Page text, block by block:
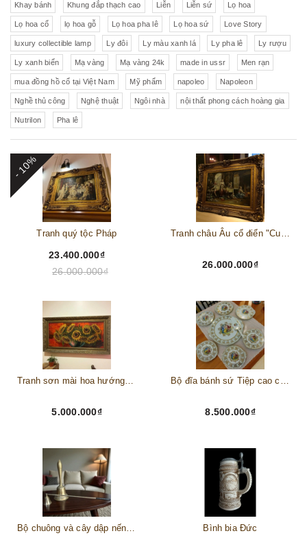
Khay bánh Khung đắp thạch cao Liễn Liễn sứ Lọ hoa
Lọ hoa cổ lọ hoa gỗ Lọ hoa pha lê Lọ hoa sứ Love Story
luxury collectible lamp Ly đôi Ly màu xanh lá Ly pha lê Ly rượu
Ly xanh biển Mạ vàng Mạ vàng 24k made in ussr Men rạn
mua đồng hồ cổ tại Việt Nam Mỹ phẩm napoleo Napoleon
Nghề thủ công Nghệ thuật Ngôi nhà nội thất phong cách hoàng gia
Nutrilon Pha lê
- 10%
Tranh quý tộc Pháp
23.400.000₫
26.000.000₫
Tranh châu Âu cổ điển "Cuộc sống lao động"
26.000.000₫
Tranh sơn mài hoa hướng dương châu Âu
5.000.000₫
Bộ đĩa bánh sứ Tiệp cao cấp – Biểu tượng tinh tế cho bàn tiệc thượng lưu
8.500.000₫
Bộ chuông và cây dập nến đồng Bình bia Đức